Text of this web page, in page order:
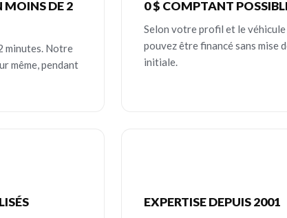
MOINS DE 2
minutes. Notre
même, pendant
0 $ COMPTANT
Selon votre profil et le véhicule
pouvez être financé sans mise
initiale.
EXPERTISE DEPUIS 2001